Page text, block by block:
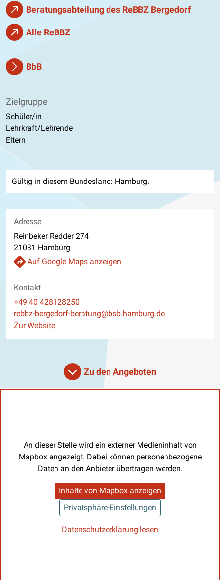
Beratungsabteilung des ReBBZ Bergedorf
Alle ReBBZ
BbB
Zielgruppe
Schüler/in
Lehrkraft/Lehrende
Eltern
Gültig in diesem Bundesland: Hamburg.
Adresse
Reinbeker Redder 274
21031 Hamburg
Auf Google Maps anzeigen
Kontakt
Telefon
+49 40 428128250
E-Mail
rebbz-bergedorf-beratung@bsb.hamburg.de
Website
Zur Website
Zu den Angeboten
An dieser Stelle wird ein externer Medieninhalt von
Mapbox angezeigt. Dabei können personenbezogene
Daten an den Anbieter übertragen werden.
Inhalte von Mapbox anzeigen
Privatsphäre-Einstellungen
Datenschutzerklärung lesen